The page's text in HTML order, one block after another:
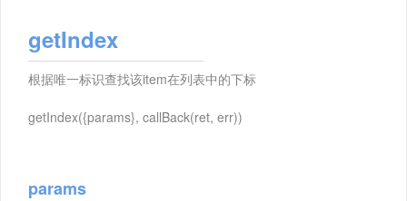
getIndex
根据唯一标识查找该item在列表中的下标
getIndex({params}, callBack(ret, err))
params